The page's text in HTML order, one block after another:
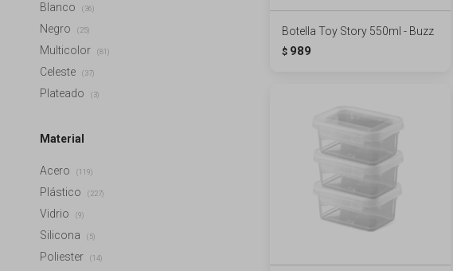
Botella Toy Story 550ml - Buzz
$ 989
Blanco (36)
Negro (25)
Multicolor (81)
Celeste (37)
Plateado (3)
Material
Acero (119)
Plástico (227)
Vidrio (9)
Silicona (5)
Poliester (14)